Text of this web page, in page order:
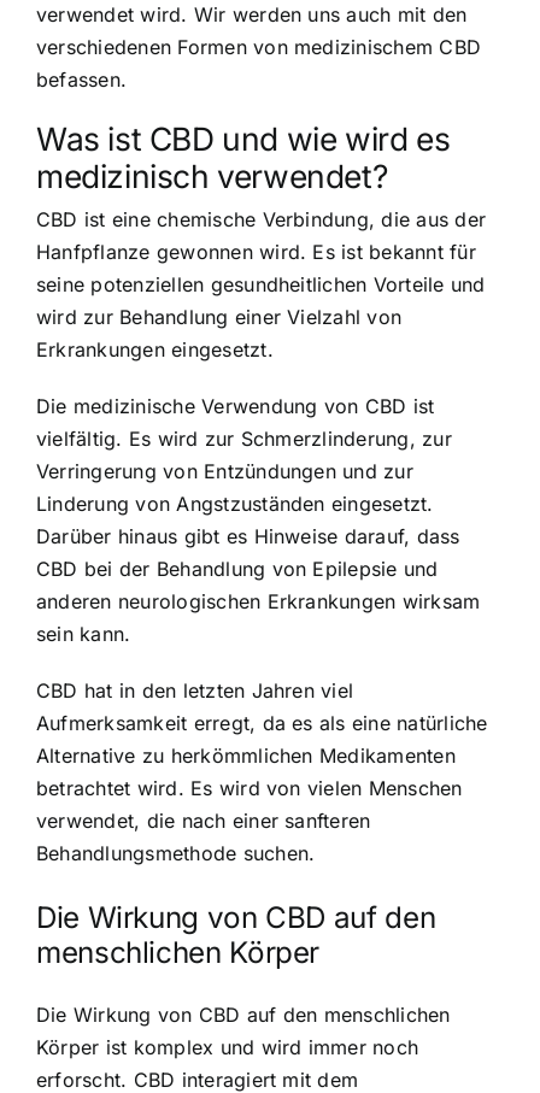
verwendet wird. Wir werden uns auch mit den
verschiedenen Formen von medizinischem CBD
befassen.
Was ist CBD und wie wird es
medizinisch verwendet?
CBD ist eine chemische Verbindung, die aus der
Hanfpflanze gewonnen wird. Es ist bekannt für
seine potenziellen gesundheitlichen Vorteile und
wird zur Behandlung einer Vielzahl von
Erkrankungen eingesetzt.
Die medizinische Verwendung von CBD ist
vielfältig. Es wird zur Schmerzlinderung, zur
Verringerung von Entzündungen und zur
Linderung von Angstzuständen eingesetzt.
Darüber hinaus gibt es Hinweise darauf, dass
CBD bei der Behandlung von Epilepsie und
anderen neurologischen Erkrankungen wirksam
sein kann.
CBD hat in den letzten Jahren viel
Aufmerksamkeit erregt, da es als eine natürliche
Alternative zu herkömmlichen Medikamenten
betrachtet wird. Es wird von vielen Menschen
verwendet, die nach einer sanfteren
Behandlungsmethode suchen.
Die Wirkung von CBD auf den
menschlichen Körper
Die Wirkung von CBD auf den menschlichen
Körper ist komplex und wird immer noch
erforscht. CBD interagiert mit dem